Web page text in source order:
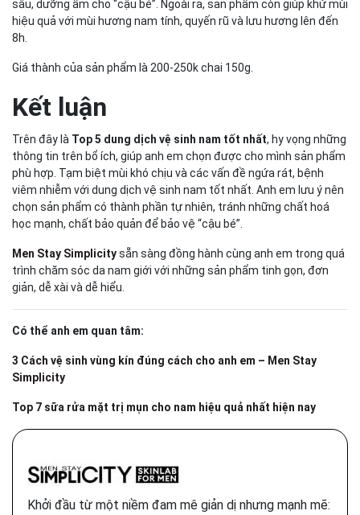
sâu, dưỡng ẩm cho “cậu bé”. Ngoài ra, sản phẩm còn giúp khử mùi
hiệu quả với mùi hương nam tính, quyến rũ và lưu hương lên đến
8h.
Giá thành của sản phẩm là 200-250k chai 150g.
Kết luận
Trên đây là Top 5 dung dịch vệ sinh nam tốt nhất, hy vọng những
thông tin trên bổ ích, giúp anh em chọn được cho mình sản phẩm
phù hợp. Tạm biệt mùi khó chịu và các vấn đề ngứa rát, bệnh
viêm nhiễm với dung dịch vệ sinh nam tốt nhất. Anh em lưu ý nên
chọn sản phẩm có thành phần tự nhiên, tránh những chất hoá
học mạnh, chất bảo quản để bảo vệ “cậu bé”.
Men Stay Simplicitysẵn sàng đồng hành cùng anh em trong quá
trình chăm sóc da nam giới với những sản phẩm tinh gọn, đơn
giản, dễ xài và dễ hiểu.
Có thể anh em quan tâm:
3 Cách vệ sinh vùng kín đúng cách cho anh em – Men Stay
Simplicity
Top 7 sữa rửa mặt trị mụn cho nam hiệu quả nhất hiện nay
Khởi đầu từ một niềm đam mê giản dị nhưng mạnh mẽ: